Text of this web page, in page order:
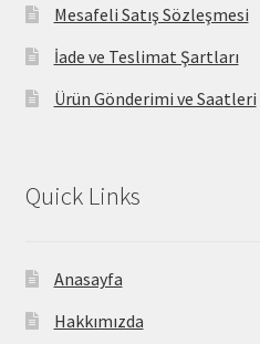
Mesafeli Satış Sözleşmesi
İade ve Teslimat Şartları
Ürün Gönderimi ve Saatleri
Quick Links
Anasayfa
Hakkımızda